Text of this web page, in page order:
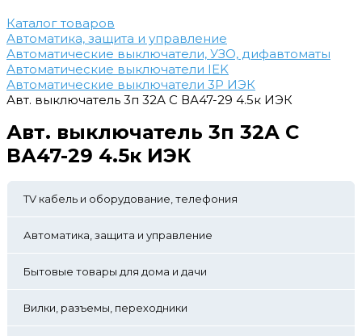
Каталог товаров
Автоматика, защита и управление
Автоматические выключатели, УЗО, дифавтоматы
Автоматические выключатели IEK
Автоматические выключатели 3Р ИЭК
Авт. выключатель 3п 32А С ВА47-29 4.5к ИЭК
Авт. выключатель 3п 32А С
ВА47-29 4.5к ИЭК
TV кабель и оборудование, телефония
Автоматика, защита и управление
Бытовые товары для дома и дачи
Вилки, разъемы, переходники